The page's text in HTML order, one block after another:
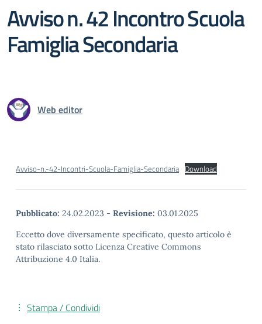
Avviso n. 42 Incontro Scuola
Famiglia Secondaria
Web editor
Avviso-n.-42-Incontri-Scuola-Famiglia-Secondaria Download
Pubblicato: 24.02.2023 - Revisione: 03.01.2025
Eccetto dove diversamente specificato, questo articolo è
stato rilasciato sotto Licenza Creative Commons
Attribuzione 4.0 Italia.
Stampa / Condividi